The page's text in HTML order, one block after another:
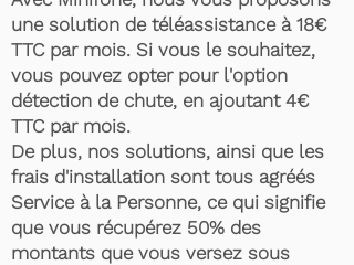
une solution de téléassistance à 18€
TTC par mois. Si vous le souhaitez,
vous pouvez opter pour l'option
détection de chute, en ajoutant 4€
TTC par mois.
De plus, nos solutions, ainsi que les
frais d'installation sont tous agréés
Service à la Personne, ce qui signifie
que vous récupérez 50% des
montants que vous versez sous